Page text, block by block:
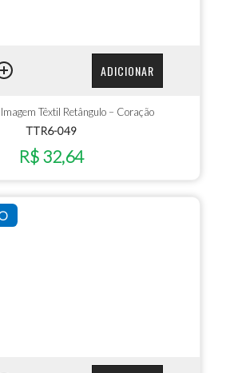
ADICIONAR
Têxtil Retângulo – Coração
TTR6-049
R$ 32,64